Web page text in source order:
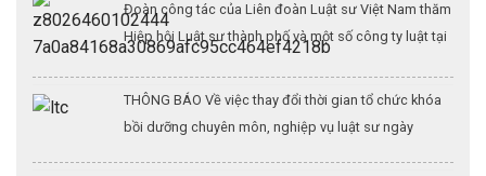
Đoàn công tác của Liên đoàn Luật sư Việt Nam thăm
Hiệp hội Luật sư thành phố và một số công ty luật tại
THÔNG BÁO Về việc thay đổi thời gian tổ chức khóa
bồi dưỡng chuyên môn, nghiệp vụ luật sư ngày